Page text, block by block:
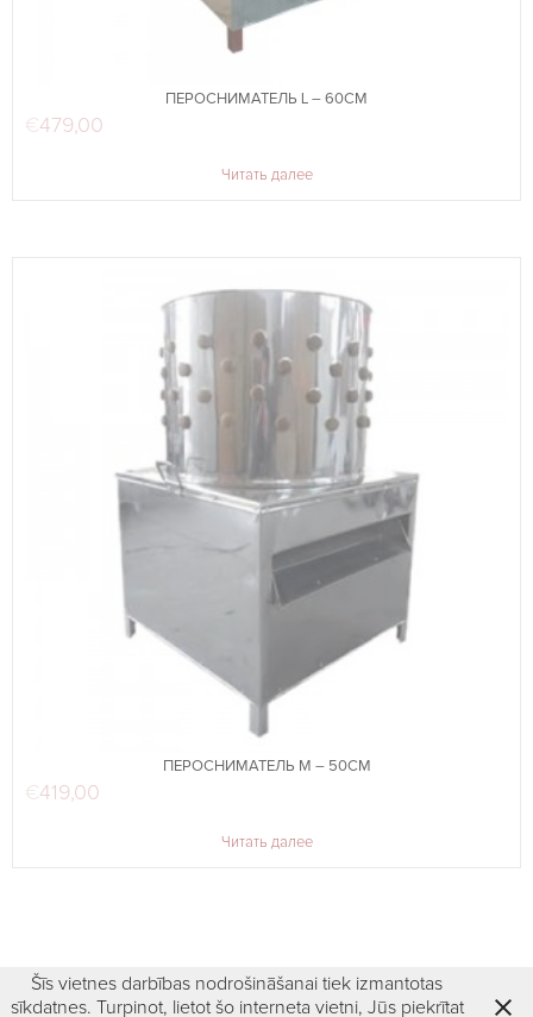
ПЕРОСНИМАТЕЛЬ L – 60СМ
€479,00
Читать далее
ПЕРОСНИМАТЕЛЬ M – 50СМ
€419,00
Читать далее
Šīs vietnes darbības nodrošināšanai tiek izmantotas
sīkdatnes. Turpinot, lietot šo interneta vietni, Jūs piekrītat